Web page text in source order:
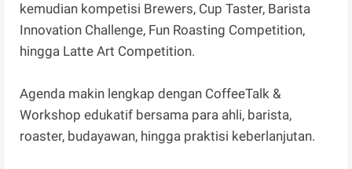
kemudian kompetisi Brewers, Cup Taster, Barista
Innovation Challenge, Fun Roasting Competition,
hingga Latte Art Competition.
Agenda makin lengkap dengan CoffeeTalk &
Workshop edukatif bersama para ahli, barista,
roaster, budayawan, hingga praktisi keberlanjutan.